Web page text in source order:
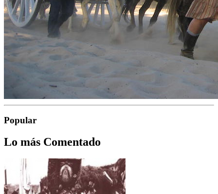
Popular
Lo más Comentado